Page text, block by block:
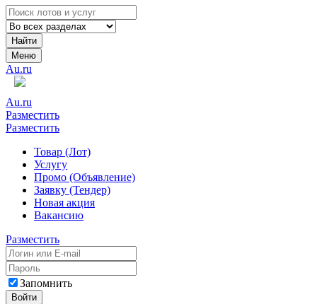
Найти
Меню
Au.ru
Au.ru
Разместить
Разместить
Товар (Лот)
Услугу
Промо (Объявление)
Заявку (Тендер)
Новая акция
Вакансию
Разместить
Запомнить
Войти